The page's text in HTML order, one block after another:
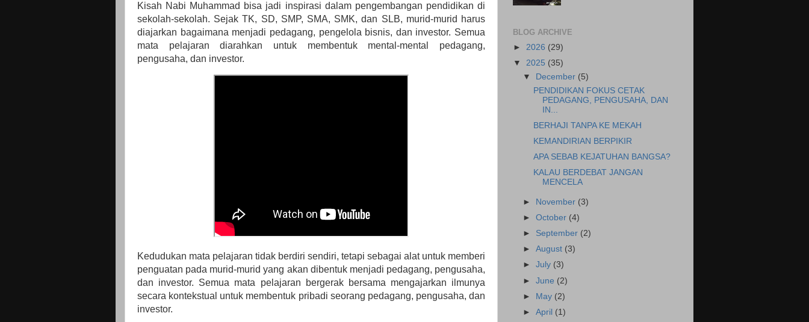
Kisah Nabi Muhammad bisa jadi inspirasi dalam pengembangan pendidikan di
sekolah-sekolah. Sejak TK, SD, SMP, SMA, SMK, dan SLB, murid-murid harus
diajarkan bagaimana menjadi pedagang, pengelola bisnis, dan investor. Semua
mata pelajaran diarahkan untuk membentuk mental-mental pedagang,
pengusaha, dan investor.
Kedudukan mata pelajaran tidak berdiri sendiri, tetapi sebagai alat untuk memberi
penguatan pada murid-murid yang akan dibentuk menjadi pedagang, pengusaha,
dan investor. Semua mata pelajaran bergerak bersama mengajarkan ilmunya
secara kontekstual untuk membentuk pribadi seorang pedagang, pengusaha, dan
investor.
BLOG ARCHIVE
► 2026 (29)
▼ 2025 (35)
▼
December (5)
PENDIDIKAN FOKUS CETAK
PEDAGANG, PENGUSAHA, DAN
IN...
BERHAJI TANPA KE MEKAH
KEMANDIRIAN BERPIKIR
APA SEBAB KEJATUHAN BANGSA?
KALAU BERDEBAT JANGAN
MENCELA
► November (3)
►October (4)
► September (2)
►August (3)
►July (3)
►June (2)
► May (2)
►April (1)